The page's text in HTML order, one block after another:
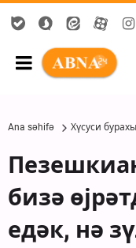
Ana səhifə Хүсуси
бизә
едәк, нә